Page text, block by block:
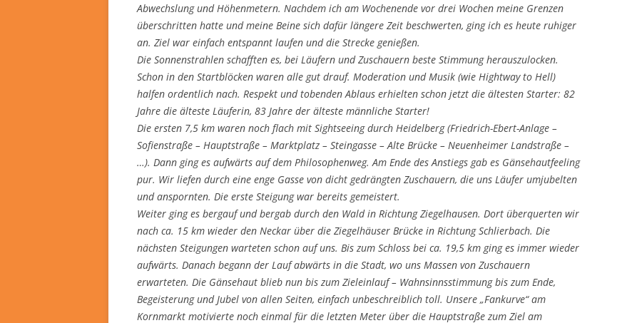
Abwechslung und Höhenmetern. Nachdem ich am Wochenende vor drei Wochen meine Grenzen
überschritten hatte und meine Beine sich dafür längere Zeit beschwerten, ging ich es heute ruhiger
an. Ziel war einfach entspannt laufen und die Strecke genießen.
Die Sonnenstrahlen schafften es, bei Läufern und Zuschauern beste Stimmung herauszulocken.
Schon in den Startblöcken waren alle gut drauf. Moderation und Musik (wie Hightway to Hell)
halfen ordentlich nach. Respekt und tobenden Ablaus erhielten schon jetzt die ältesten Starter: 82
Jahre die älteste Läuferin, 83 Jahre der älteste männliche Starter!
Die ersten 7,5 km waren noch flach mit Sightseeing durch Heidelberg (Friedrich-Ebert-Anlage –
Sofienstraße – Hauptstraße – Marktplatz – Steingasse – Alte Brücke – Neuenheimer Landstraße –
…). Dann ging es aufwärts auf dem Philosophenweg. Am Ende des Anstiegs gab es Gänsehautfeeling
pur. Wir liefen durch eine enge Gasse von dicht gedrängten Zuschauern, die uns Läufer umjubelten
und anspornten. Die erste Steigung war bereits gemeistert.
Weiter ging es bergauf und bergab durch den Wald in Richtung Ziegelhausen. Dort überquerten wir
nach ca. 15 km wieder den Neckar über die Ziegelhäuser Brücke in Richtung Schlierbach. Die
nächsten Steigungen warteten schon auf uns. Bis zum Schloss bei ca. 19,5 km ging es immer wieder
aufwärts. Danach begann der Lauf abwärts in die Stadt, wo uns Massen von Zuschauern
erwarteten. Die Gänsehaut blieb nun bis zum Zieleinlauf – Wahnsinnsstimmung bis zum Ende,
Begeisterung und Jubel von allen Seiten, einfach unbeschreiblich toll. Unsere „Fankurve“ am
Kornmarkt motivierte noch einmal für die letzten Meter über die Hauptstraße zum Ziel am